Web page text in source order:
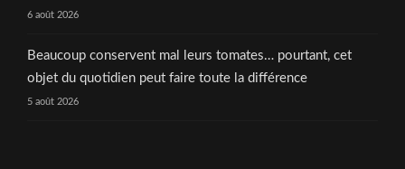
6 août 2026
Beaucoup conservent mal leurs tomates… pourtant, cet
objet du quotidien peut faire toute la différence
5 août 2026